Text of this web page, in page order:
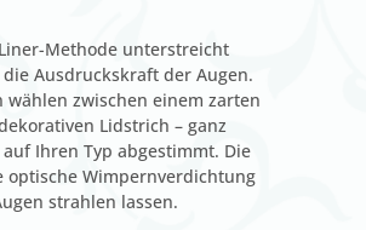
Methode unterstreicht
Ausdruckskraft der Augen.
wählen zwischen einem zarten
Lidstrich – ganz
Ihren Typ abgestimmt. Die
optische Wimpernverdichtung
strahlen lassen.